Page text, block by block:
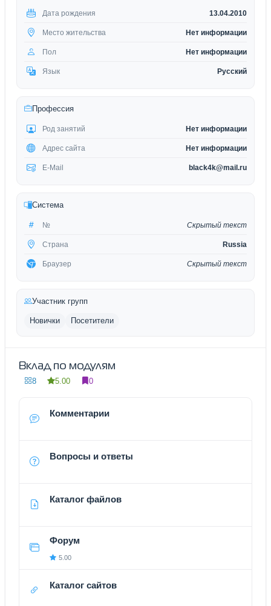
Дата рождения 13.04.2010
Место жительства Нет информации
Пол Нет информации
Язык Русский
Профессия
Род занятий Нет информации
Адрес сайта Нет информации
E-Mail black4k@mail.ru
Система
№ Скрытый текст
Страна Russia
Браузер Скрытый текст
Участник групп
Новички Посетители
Вклад по модулям
8 5.00 0
Комментарии
Вопросы и ответы
Каталог файлов
Форум
5.00
Каталог сайтов